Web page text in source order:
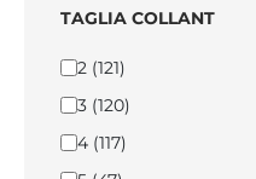
TAGLIA COLLANT
2 (121)
3 (120)
4 (117)